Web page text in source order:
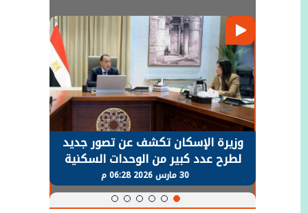
وزيرة الإسكان تكشف عن تصور جديد
لطرح عدد كبير من الوحدات السكنية
بنظام الإيجار